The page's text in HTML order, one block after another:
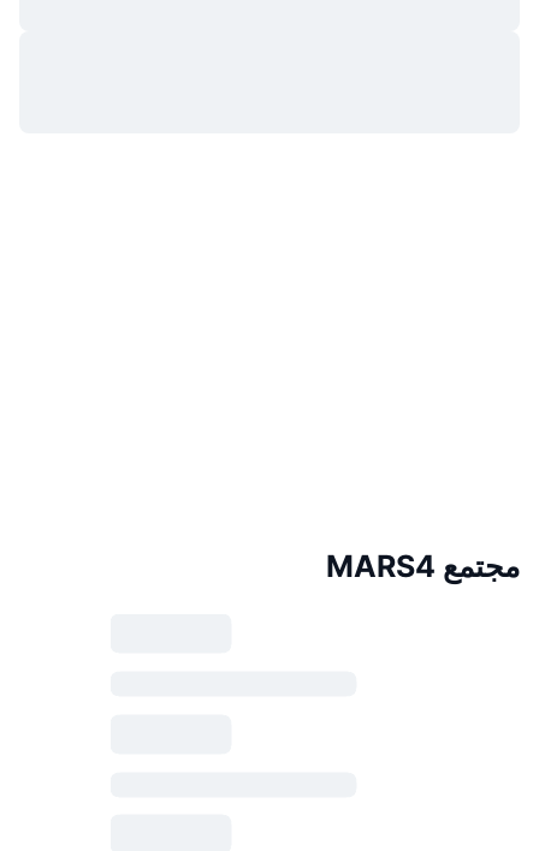
مجتمع MARS4